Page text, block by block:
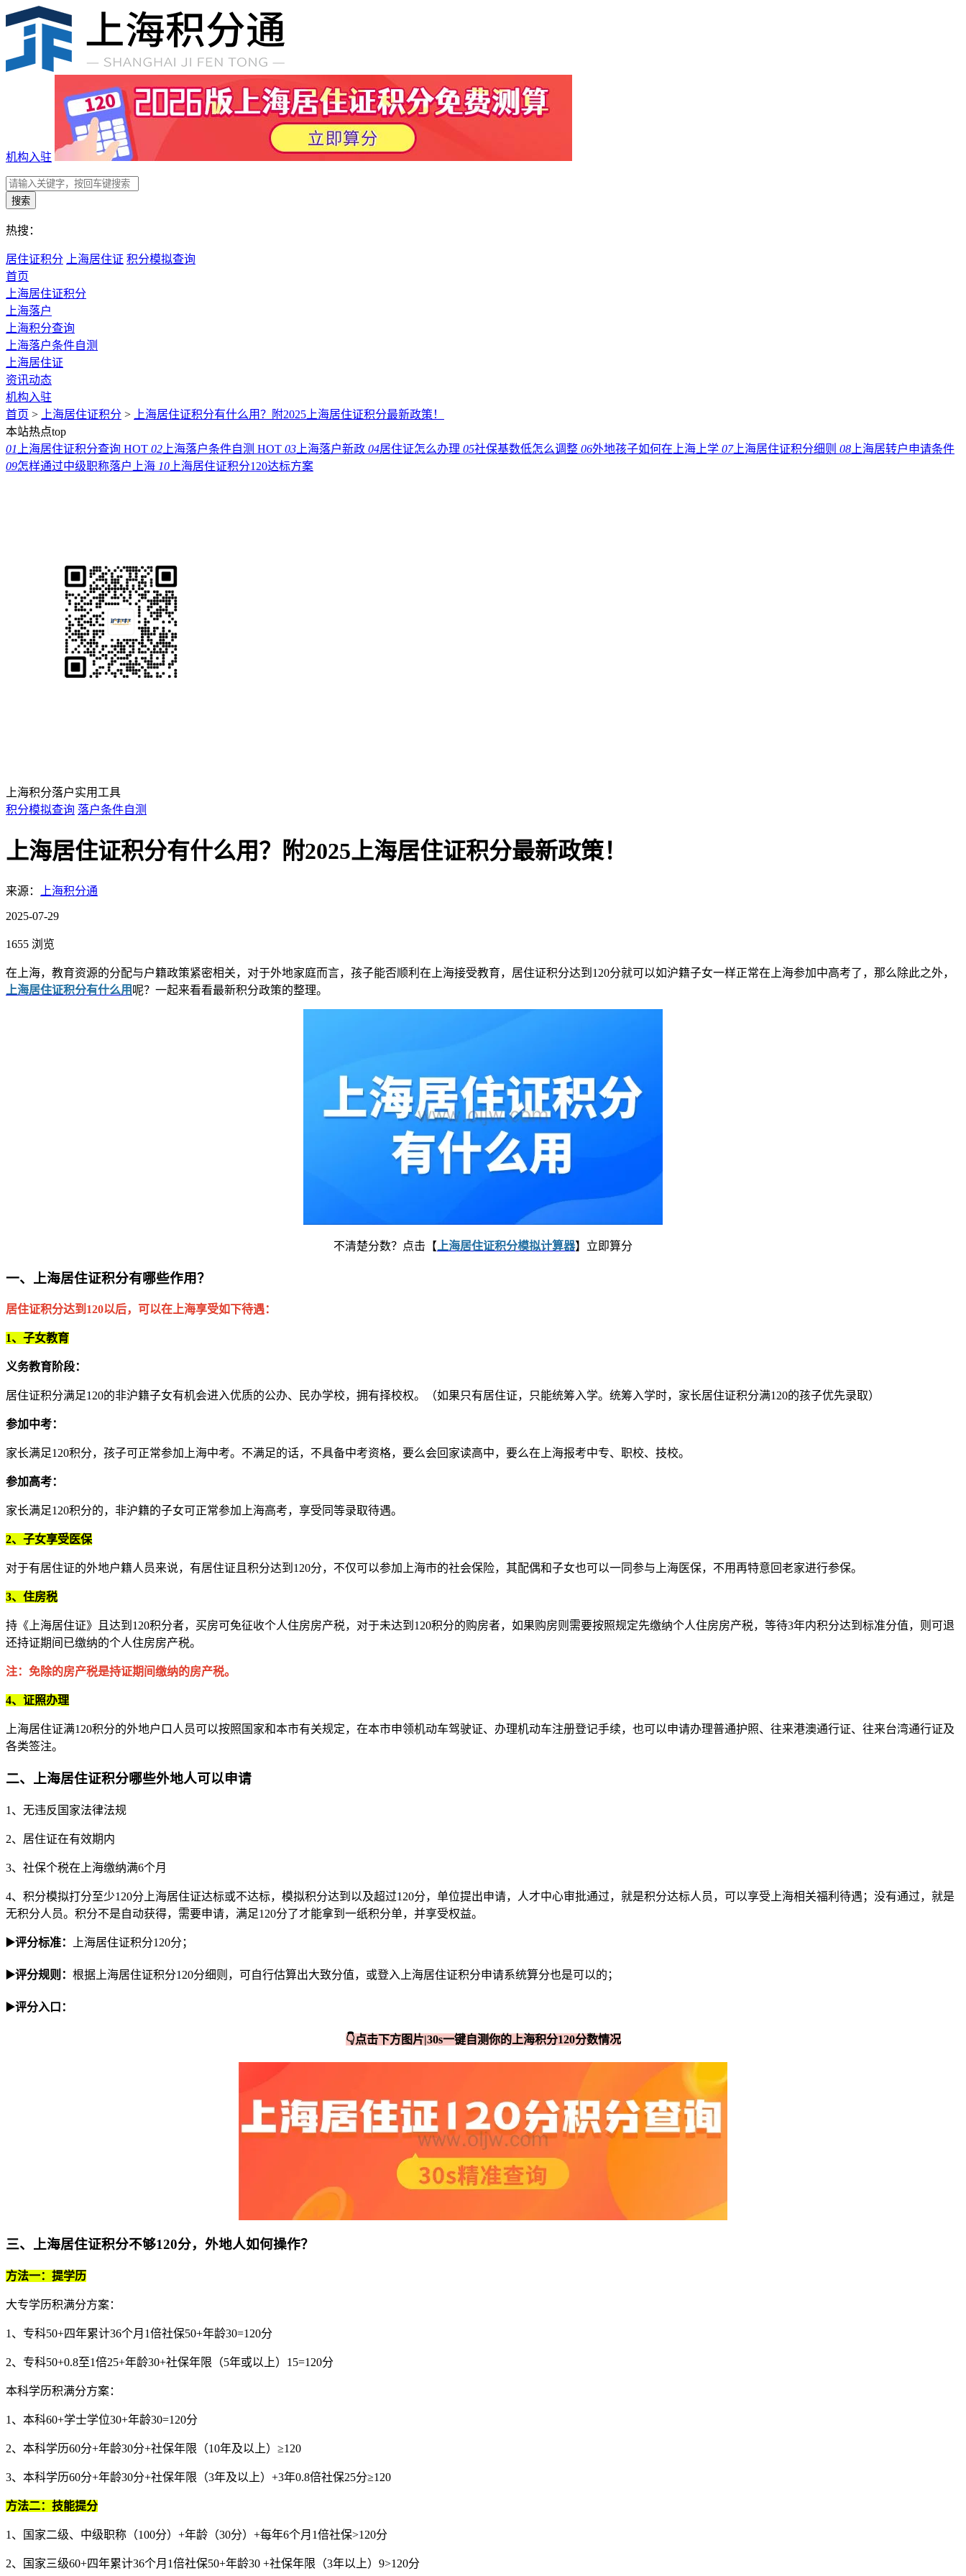
机构入驻
搜索
热搜：
居住证积分 上海居住证 积分模拟查询
首页
上海居住证积分
上海落户
上海积分查询
上海落户条件自测
上海居住证
资讯动态
机构入驻
首页 > 上海居住证积分 >
上海居住证积分有什么用？附2025上海居住证积分最新政策！
本站热点top
01 上海居住证积分查询 HOT 02 上海落户条件自测 HOT 03 上海落户新政 04居住证怎么办理 05社保基数低怎么调整 06外地孩子如何在上海上学 07上海居住证积分细则 08 上海居转户申请条件
09怎样通过中级职称落户上海 10 上海居住证积分120达标方案
上海积分落户实用工具
积分模拟查询 落户条件自测
上海居住证积分有什么用？附2025上海居住证积分最新政策！
来源： 上海积分通
2025-07-29
1655 浏览
在上海，教育资源的分配与户籍政策紧密相关，对于外地家庭而言，孩子能否顺利在上海接受教育，居住证积分达到120分就可以如沪籍子女一样正常在上海参加中高考了，那么除此之外，
上海居住证积分有什么用 呢？一起来看看最新积分政策的整理。
不清楚分数？点击【 上海居住证积分模拟计算器】立即算分
一、上海居住证积分有哪些作用？
居住证积分达到120以后，可以在上海享受如下待遇：
1、子女教育
义务教育阶段：
居住证积分满足120的非沪籍子女有机会进入优质的公办、民办学校，拥有择校权。（如果只有居住证，只能统筹入学。统筹入学时，家长居住证积分满120的孩子优先录取）
参加中考：
家长满足120积分，孩子可正常参加上海中考。不满足的话，不具备中考资格，要么会回家读高中，要么在上海报考中专、职校、技校。
参加高考：
家长满足120积分的，非沪籍的子女可正常参加上海高考，享受同等录取待遇。
2、子女享受医保
对于有居住证的外地户籍人员来说，有居住证且积分达到120分，不仅可以参加上海市的社会保险，其配偶和子女也可以一同参与上海医保，不用再特意回老家进行参保。
3、住房税
持《上海居住证》且达到120积分者，买房可免征收个人住房房产税，对于未达到120积分的购房者，如果购房则需要按照规定先缴纳个人住房房产税，等待3年内积分达到标准分值，则可退
还持证期间已缴纳的个人住房房产税。
注：免除的房产税是持证期间缴纳的房产税。
4、证照办理
上海居住证满120积分的外地户口人员可以按照国家和本市有关规定，在本市申领机动车驾驶证、办理机动车注册登记手续，也可以申请办理普通护照、往来港澳通行证、往来台湾通行证及
各类签注。
二、上海居住证积分哪些外地人可以申请
1、无违反国家法律法规
2、居住证在有效期内
3、社保个税在上海缴纳满6个月
4、积分模拟打分至少120分上海居住证达标或不达标，模拟积分达到以及超过120分，单位提出申请，人才中心审批通过，就是积分达标人员，可以享受上海相关福利待遇；没有通过，就是
无积分人员。积分不是自动获得，需要申请，满足120分了才能拿到一纸积分单，并享受权益。
▶️评分标准： 上海居住证积分120分；
▶️评分规则： 根据上海居住证积分120分细则，可自行估算出大致分值，或登入上海居住证积分申请系统算分也是可以的；
▶️评分入口：
👇点击下方图片|30s一键自测你的上海积分120分数情况
三、上海居住证积分不够120分，外地人如何操作？
方法一：提学历
大专学历积满分方案：
1、专科50+四年累计36个月1倍社保50+年龄30=120分
2、专科50+0.8至1倍25+年龄30+社保年限（5年或以上）15=120分
本科学历积满分方案：
1、本科60+学士学位30+年龄30=120分
2、本科学历60分+年龄30分+社保年限（10年及以上）≥120
3、本科学历60分+年龄30分+社保年限（3年及以上）+3年0.8倍社保25分≥120
方法二：技能提分
1、国家二级、中级职称 （100分）+年龄 （30分）+每年6个月1倍社保>120分
2、国家三级60+四年累计36个月1倍社保50+年龄30 +社保年限（3年以上）9>120分